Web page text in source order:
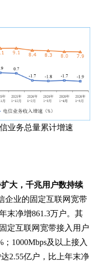
业务总量累计增速
大，千兆用户数持续
企业的固定互联网宽带
末净增861.3万户。其
定互联网宽带接入用户
1000Mbps及以上接入
2.55亿户，比上年末净